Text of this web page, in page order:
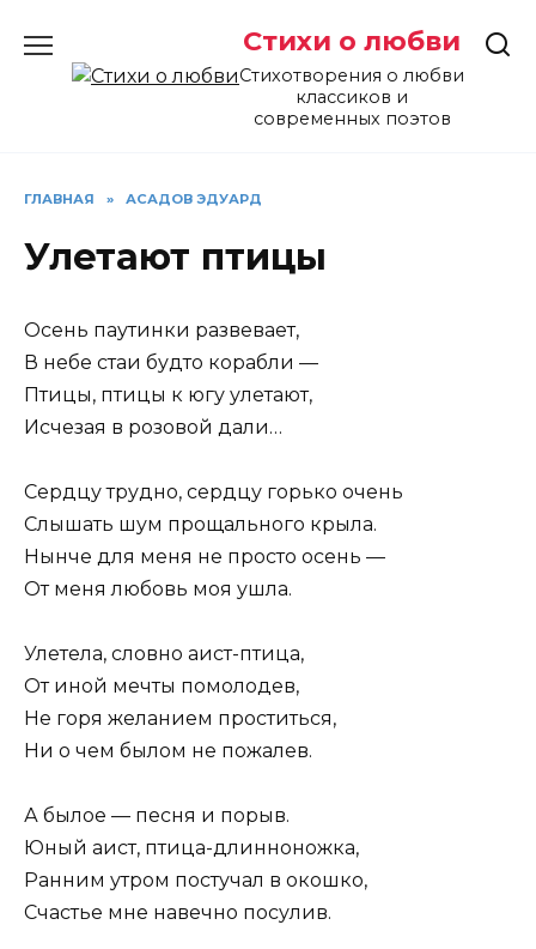
содержанию
Стихи о любви
Стихотворения о любви
классиков и
современных поэтов
ГЛАВНАЯ » АСАДОВ ЭДУАРД
Улетают птицы
Осень паутинки развевает,
В небе стаи будто корабли —
Птицы, птицы к югу улетают,
Исчезая в розовой дали…
Сердцу трудно, сердцу горько очень
Слышать шум прощального крыла.
Нынче для меня не просто осень —
От меня любовь моя ушла.
Улетела, словно аист-птица,
От иной мечты помолодев,
Не горя желанием проститься,
Ни о чем былом не пожалев.
А былое — песня и порыв.
Юный аист, птица-длинноножка,
Ранним утром постучал в окошко,
Счастье мне навечно посулив.